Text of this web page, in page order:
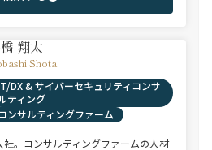
翔太
Shota
DX & サイバーセキュリティコンサ
ティング
ンサルティングファーム
。コンサルティングファームの人材